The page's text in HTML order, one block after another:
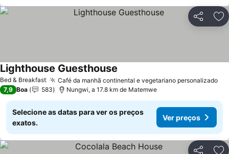
Partilhar
Bed & Breakfast Café da manhã continental e vegetariano personalizado
Lighthouse Guesthouse
7,9 Boa 583 Nungwi, a 17.8 km de Matemwe
Selecione as datas para ver os preços
exatos.
Ver preços